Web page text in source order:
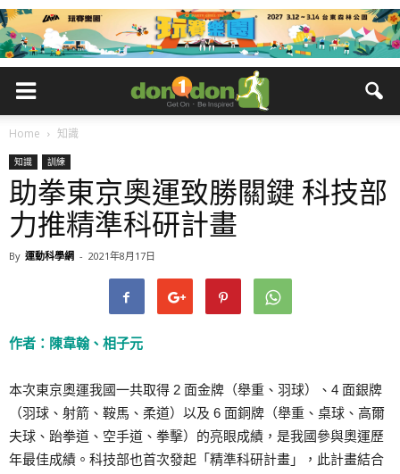
Home 知識
知識 訓練
助拳東京奧運致勝關鍵 科技部
力推精準科研計畫
By 運動科學網 - 2021年8月17日
作者：陳韋翰、相子元
本次東京奧運我國一共取得 2 面金牌（舉重、羽球）、4 面銀牌
（羽球、射箭、鞍馬、柔道）以及 6 面銅牌（舉重、桌球、高爾
夫球、跆拳道、空手道、拳擊）的亮眼成績，是我國參與奧運歷
年最佳成績。科技部也首次發起「精準科研計畫」，此計畫結合